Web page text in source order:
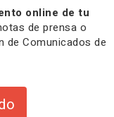
online de tu
de prensa o
de Comunicados de